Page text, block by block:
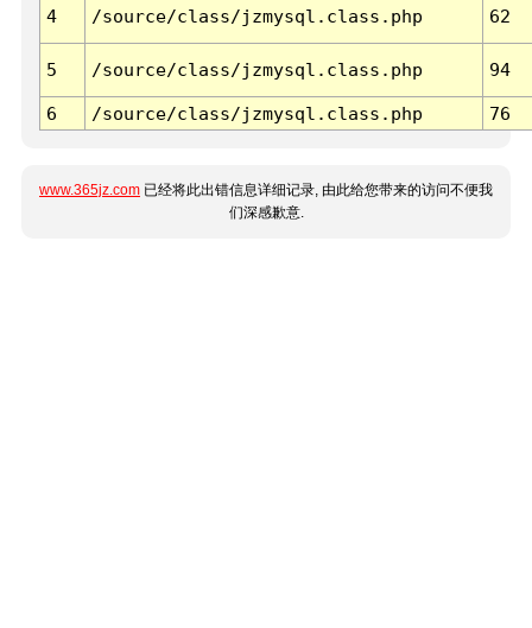
4 /source/class/jzmysql.class.php 62
5 /source/class/jzmysql.class.php 94
6 /source/class/jzmysql.class.php 76
www.365jz.com 已经将此出错信息详细记录, 由此给您带来的访问不便我
们深感歉意.